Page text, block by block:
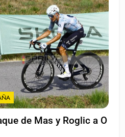
de Mas y Roglic a O